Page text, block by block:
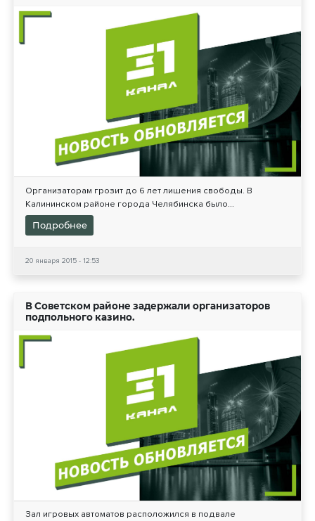
Организаторам грозит до 6 лет лишения свободы. В
Калининском районе города Челябинска было...
Подробнее
20 января 2015 - 12:53
В Советском районе задержали организаторов
подпольного казино.
Зал игровых автоматов расположился в подвале